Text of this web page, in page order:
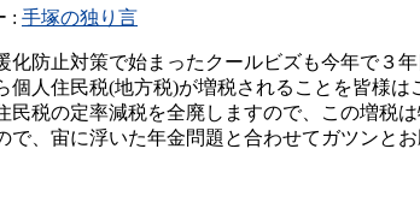
: 手塚の独り言
防止対策で始まったクールビズも今年で３
人住民税(地方税)が増税されることを皆様
税の定率減税を全廃しますので、この増税
、宙に浮いた年金問題と合わせてガツンと